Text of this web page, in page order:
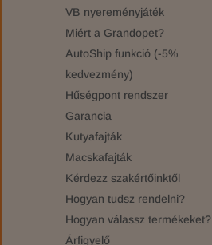
VB nyereményjáték
Miért a Grandopet?
AutoShip funkció (-5%
kedvezmény)
Hűségpont rendszer
Garancia
Kutyafajták
Macskafajták
Kérdezz szakértőinktől
Hogyan tudsz rendelni?
Hogyan válassz termékeket?
Árfigyelő